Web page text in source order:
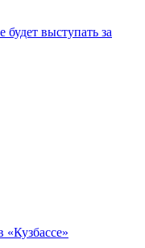
выступать за